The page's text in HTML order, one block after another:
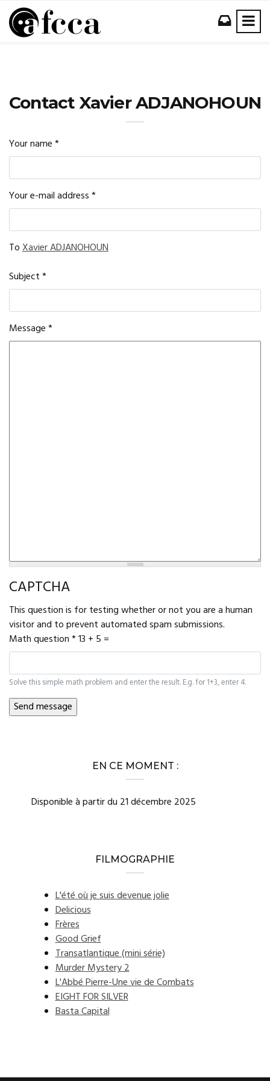
Contact Xavier ADJANOHOUN
Your name*
Your e-mail address*
ToXavier ADJANOHOUN
Subject*
Message*
CAPTCHA
This question is for testing whether or not you are a human
visitor and to prevent automated spam submissions.
Math question*13 + 5 =
Solve this simple math problem and enter the result. E.g. for 1+3, enter 4.
EN CE MOMENT :
Disponible à partir du 21 décembre 2025
FILMOGRAPHIE
L'été où je suis devenue jolie
Delicious
Frères
Good Grief
Transatlantique (mini série)
Murder Mystery 2
L'Abbé Pierre-Une vie de Combats
EIGHT FOR SILVER
Basta Capital